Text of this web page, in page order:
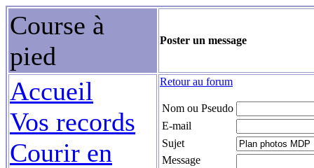
Course à
pied
Poster un message
Accueil
Vos records
Courir en
Retour au forum
Nom ou Pseudo
E-mail
Sujet
Message